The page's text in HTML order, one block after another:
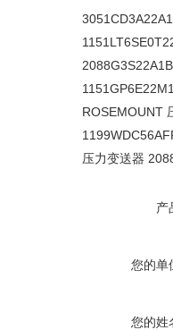
ROSEMOUNT
压力变送器
产
您的单
您的姓